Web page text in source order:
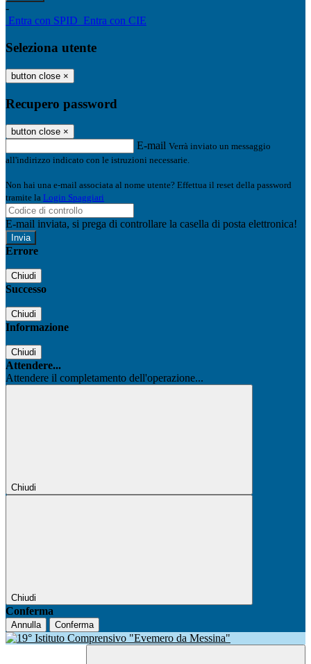
-
Entra con SPID Entra con CIE
Seleziona utente
button close ×
Recupero password
button close ×
E-mail Verrà inviato un messaggio
all'indirizzo indicato con le istruzioni necessarie.
Non hai una e-mail associata al nome utente? Effettua il reset della password
tramite la Login Spaggiari
E-mail inviata, si prega di controllare la casella di posta elettronica!
Errore
Chiudi
Successo
Chiudi
Informazione
Chiudi
Attendere...
Attendere il completamento dell'operazione...
Chiudi
Chiudi
Conferma
Annulla Conferma